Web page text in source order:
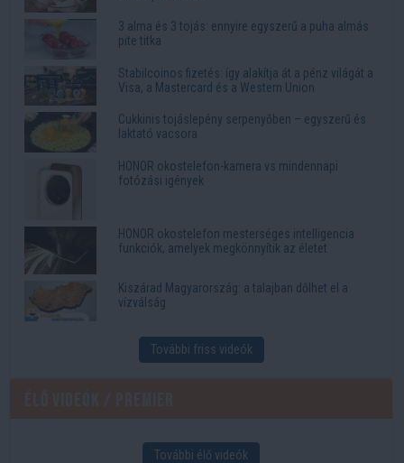
3 alma és 3 tojás: ennyire egyszerű a puha almás
pite titka
Stabilcoinos fizetés: így alakítja át a pénz világát a
Visa, a Mastercard és a Western Union
Cukkinis tojáslepény serpenyőben – egyszerű és
laktató vacsora
HONOR okostelefon-kamera vs mindennapi
fotózási igények
HONOR okostelefon mesterséges intelligencia
funkciók, amelyek megkönnyítik az életet
Kiszárad Magyarország: a talajban dőlhet el a
vízválság
További friss videók
További élő videók